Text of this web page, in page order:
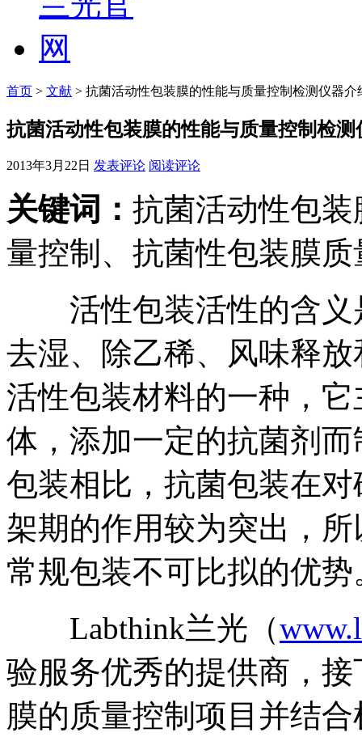
首页 > 文献 > 抗菌活动性包装膜的性能与质量控制检测仪器介
抗菌活动性包装膜的性能与质量控制检测
2013年3月22日 发表评论 阅读评论
关键词： 抗菌活动性包
量控制、抗菌性包装膜
活性包装活性的含义
去湿、除乙稀、风味释
活性包装材料的一种，
体，添加一定的抗菌剂
包装相比，抗菌包装在
架期的作用较为突出，
常规包装不可比拟的优势
Labthink兰光（
验服务优秀的提供商，
膜的质量控制项目并结